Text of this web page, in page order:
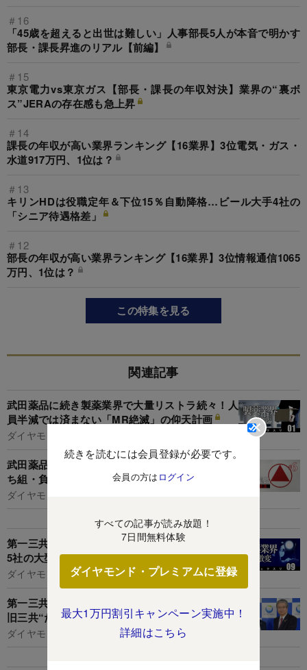
続きを読むには会員登録が必要です。
会員の方は ログイン
すべての記事が読み放題！
7日間無料体験
ダイヤモンド・プレミアムに登録
最大1万円割引キャンペーン実施中！
詳細はこちら
＃16
「45歳を超えると出世は難しい」人事部長5人が本音で明かす
部長・課長昇進のリアル【前編】
＃15
東京電力vs東京ガス【部長・課長の年収対決】業界の“裏ボ
ス”JERAの存在感も急上昇
＃14
課長の年収が高い業界ランキング【16業界】3位電気・ガス・
水道917万円、1位は？
＃13
キリンHDは役職定年＆下位15％自動降格…ビール大手4社の
「シニア待遇格差」
＃12
部長の年収が高い業界ランキング【16業界】3位情報通信1065
万円、1位は？
この特集を見る
関連記事
武田薬品に続き製薬業界で大量リストラ続々！人
員半減では済まない「MR絶滅」の仰天計画
ダイヤモンド編集部,臼井真粧美
武田薬品の大リストラで去ったエリート社員、勝
ち組・負け組のリアル【ヤメタケダ勝手番付】
ダイヤモンド編集部,土本匡孝
第一三共にあって武田薬品にないものとは？製薬
5社の大型品候補と次期社長レースの内情
ダイヤモンド編集部,臼井真粧美
第一三共の新社長は「ダークホース」、旧第一と
旧三共“たすき掛け人事”終焉の意味
ダイヤモンド編集部,野村聖子